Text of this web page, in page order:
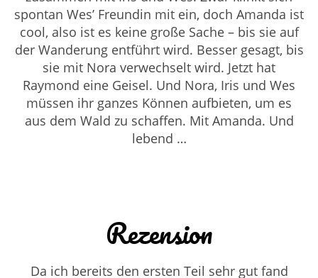
spontan Wes’ Freundin mit ein, doch Amanda ist
cool, also ist es keine große Sache – bis sie auf
der Wanderung entführt wird. Besser gesagt, bis
sie mit Nora verwechselt wird. Jetzt hat
Raymond eine Geisel. Und Nora, Iris und Wes
müssen ihr ganzes Können aufbieten, um es
aus dem Wald zu schaffen. Mit Amanda. Und
lebend …
Rezension
Da ich bereits den ersten Teil sehr gut fand